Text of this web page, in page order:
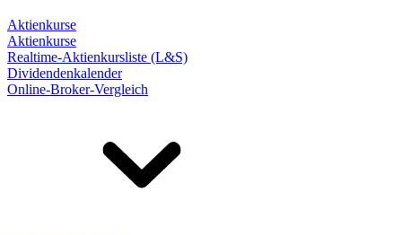
Aktienkurse
Aktienkurse
Realtime-Aktienkursliste (L&S)
Dividendenkalender
Online-Broker-Vergleich